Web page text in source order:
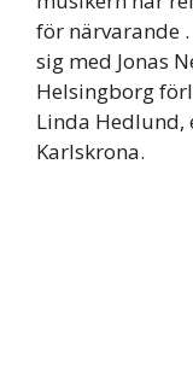
för närvarande
sig med Jonas
Helsingborg
Linda
Karlskrona.